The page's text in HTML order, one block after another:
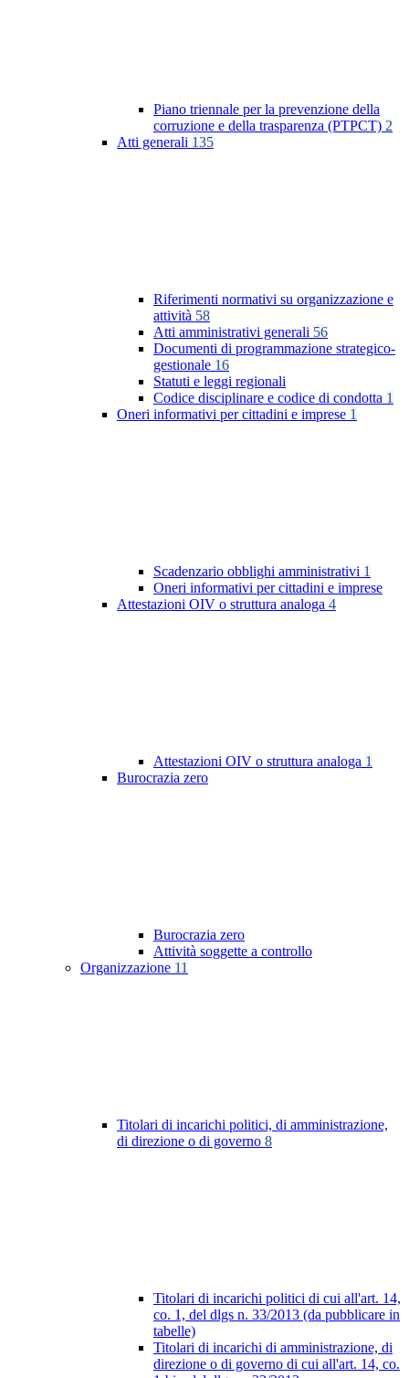
Piano triennale per la prevenzione della
corruzione e della trasparenza (PTPCT) 2
Atti generali 135
Riferimenti normativi su organizzazione e
attività 58
Atti amministrativi generali 56
Documenti di programmazione strategico-
gestionale 16
Statuti e leggi regionali
Codice disciplinare e codice di condotta 1
Oneri informativi per cittadini e imprese 1
Scadenzario obblighi amministrativi 1
Oneri informativi per cittadini e imprese
Attestazioni OIV o struttura analoga 4
Attestazioni OIV o struttura analoga 1
Burocrazia zero
Burocrazia zero
Attività soggette a controllo
Organizzazione 11
Titolari di incarichi politici, di amministrazione,
di direzione o di governo 8
Titolari di incarichi politici di cui all'art. 14,
co. 1, del dlgs n. 33/2013 (da pubblicare in
tabelle)
Titolari di incarichi di amministrazione, di
direzione o di governo di cui all'art. 14, co.